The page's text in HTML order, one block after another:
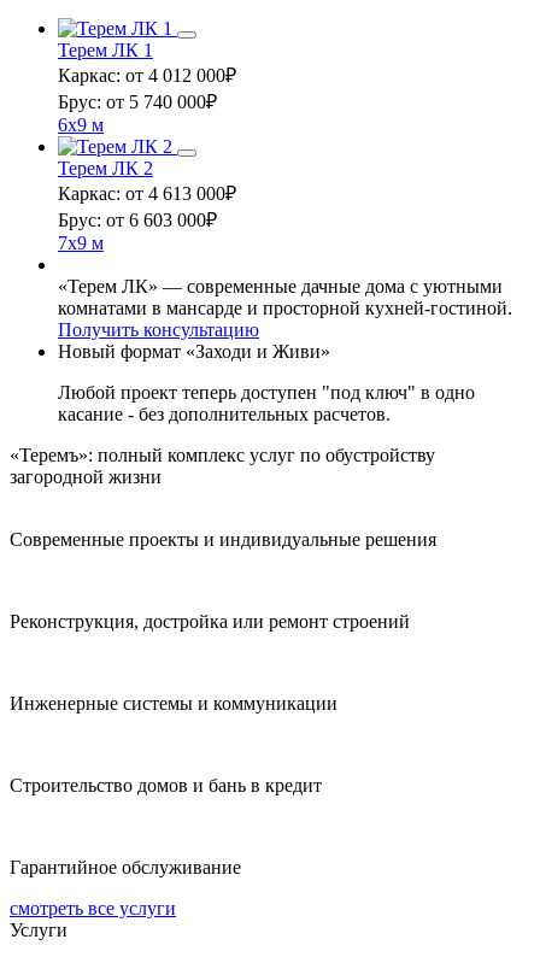
Терем ЛК 1
Каркас: от 4 012 000₽
Брус: от 5 740 000₽
6x9 м
Терем ЛК 2
Каркас: от 4 613 000₽
Брус: от 6 603 000₽
7x9 м
«Терем ЛК» — современные дачные дома с уютными
комнатами в мансарде и просторной кухней-гостиной.
Получить консультацию
Новый формат «Заходи и Живи»
Любой проект теперь доступен "под ключ" в одно
касание - без дополнительных расчетов.
«Теремъ»: полный комплекс услуг по обустройству
загородной жизни
Современные проекты и индивидуальные решения
Реконструкция, достройка или ремонт строений
Инженерные системы и коммуникации
Строительство домов и бань в кредит
Гарантийное обслуживание
смотреть все услуги
Услуги